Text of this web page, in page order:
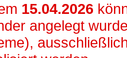
15.04.2026
angelegt